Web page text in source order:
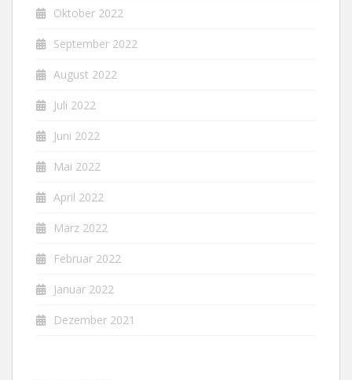
Oktober 2022
September 2022
August 2022
Juli 2022
Juni 2022
Mai 2022
April 2022
März 2022
Februar 2022
Januar 2022
Dezember 2021